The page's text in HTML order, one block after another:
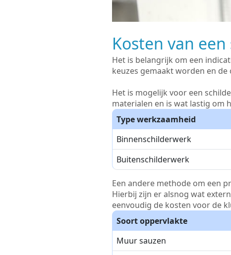
Kosten van
Het is belangrijk om een
keuzes gemaakt worden en
Het is mogelijk voor een
materialen en is wat lastig om
Type werkzaamheid
Binnenschilderwerk
Buitenschilderwerk
Een andere methode om een
Hierbij zijn er alsnog wat
eenvoudig de kosten voor de
Soort oppervlakte
Muur sauzen